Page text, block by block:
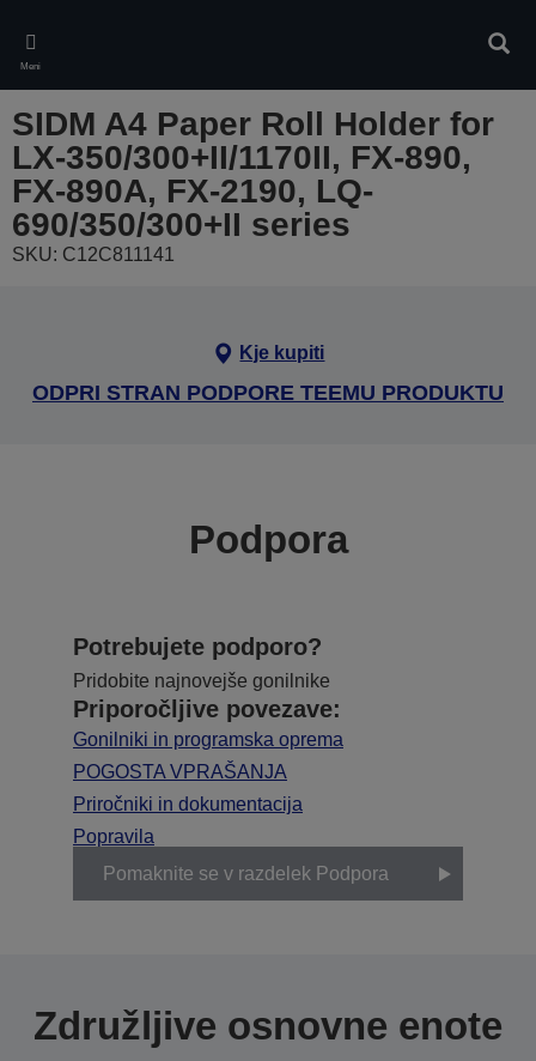
main
content
Meni
SIDM A4 Paper Roll Holder for
LX-350/300+II/1170II, FX-890,
FX-890A, FX-2190, LQ-
690/350/300+II series
SKU: C12C811141
Kje kupiti
ODPRI STRAN PODPORE TEEMU PRODUKTU
Podpora
Potrebujete podporo?
Pridobite najnovejše gonilnike
Priporočljive povezave:
Gonilniki in programska oprema
POGOSTA VPRAŠANJA
Priročniki in dokumentacija
Popravila
Pomaknite se v razdelek Podpora
Združljive osnovne enote